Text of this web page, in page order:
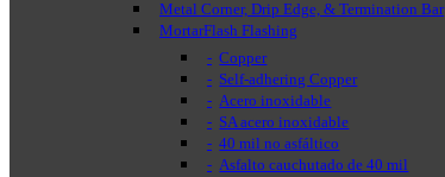
Metal Corner, Drip Edge, & Termination Bar
MortarFlash Flashing
Copper
Self-adhering Copper
Acero inoxidable
SA acero inoxidable
40 mil no asfáltico
Asfalto cauchutado de 40 mil